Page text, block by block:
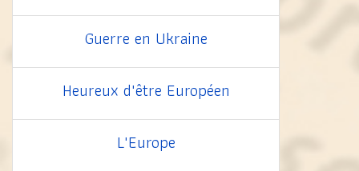
Guerre en Ukraine
Heureux d'être Européen
L'Europe